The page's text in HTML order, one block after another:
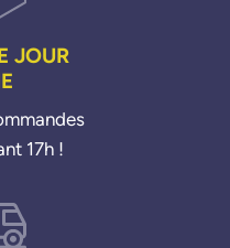
JOUR
17h !